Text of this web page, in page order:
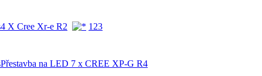
4 X Cree Xr-e R2 1 23
Přestavba na LED 7 x CREE XP-G R4